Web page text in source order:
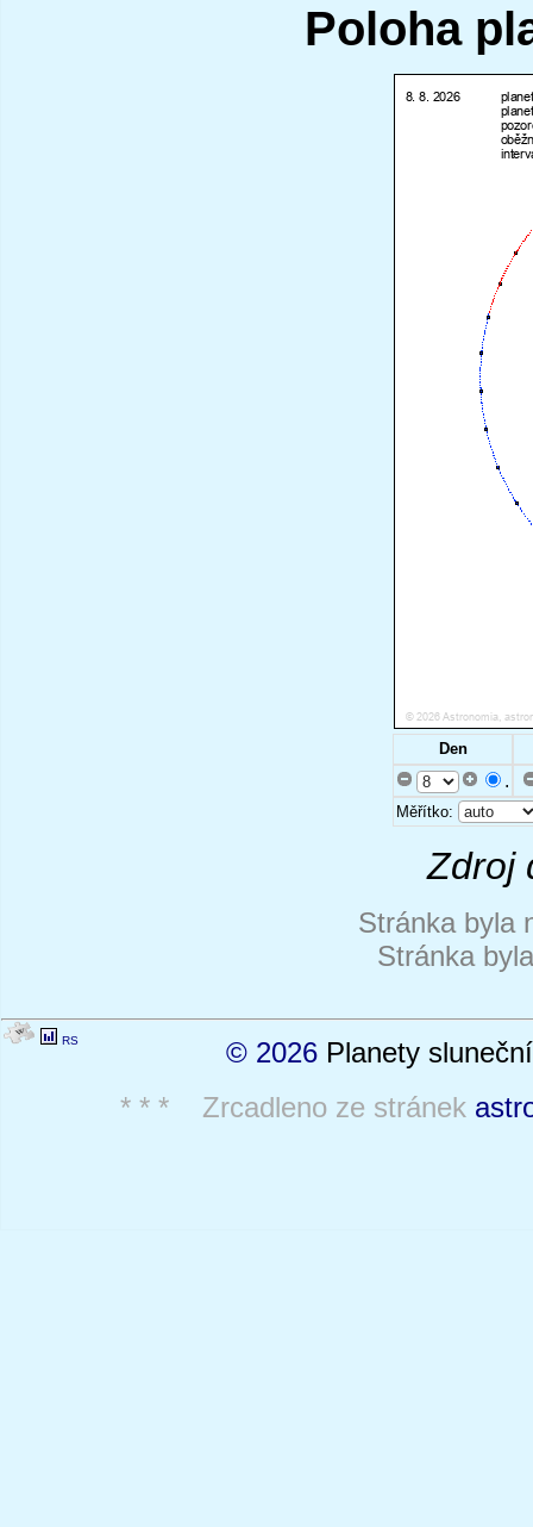
Poloha
Den
.
Měřítko:
Zdroj
Stránka byla
Stránka
RS © 2026 Planety
* * * Zrcadleno ze stránek